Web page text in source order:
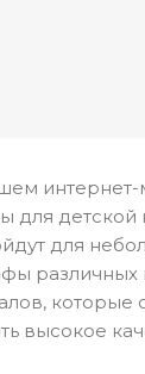
для детской
для
которые
высокое